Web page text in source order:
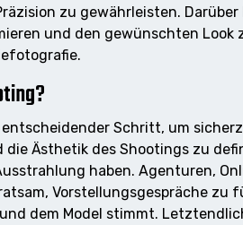
zu gewährleisten.
und den gewünschten Look
Schritt, um
Ästhetik des Shootings zu
haben. Agenturen,
Vorstellungsgespräche zu
dem Model stimmt.